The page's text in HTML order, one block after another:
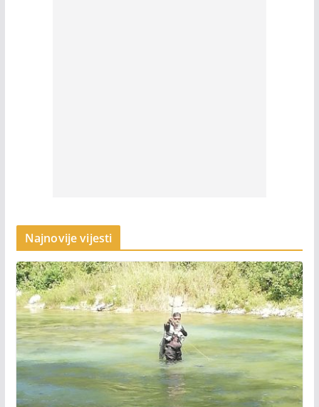
Najnovije vijesti